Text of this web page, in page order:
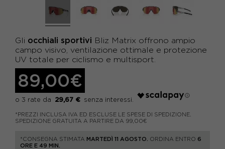
Gli occhiali sportivi Bliz Matrix offrono ampio
campo visivo, ventilazione ottimale e protezione
UV totale per ciclismo e multisport.
89,00€
29,67 €
*PREZZI INCLUSA IVA ED ESCLUSE LE SPESE DI SPEDIZIONE.
SPEDIZIONE GRATUITA A PARTIRE DA 99,00€
*CONSEGNA STIMATA MARTEDÌ 11 AGOSTO. ORDINA ENTRO 6
ORE E 49 MIN.